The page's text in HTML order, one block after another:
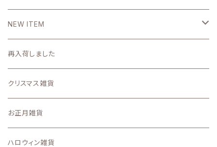
DIYパーツ
NEW ITEM
2026
7月
6月
2025
11月の新着商品
10月の新着商品
再入荷しました
クリスマス雑貨
お正月雑貨
ハロウィン雑貨